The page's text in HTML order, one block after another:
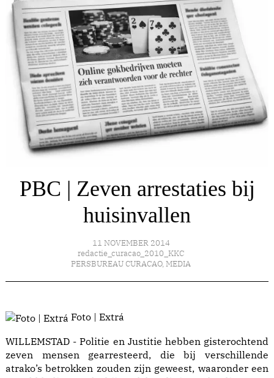
PBC | Zeven arrestaties bij
huisinvallen
11 NOVEMBER 2014
redactie_curacao_2010_KKC
PERSBUREAU CURACAO, MEDIA
Foto | Extrá
WILLEMSTAD - Politie en Justitie hebben gisterochtend
zeven mensen gearresteerd, die bij verschillende
atrako’s betrokken zouden zijn geweest, waaronder een